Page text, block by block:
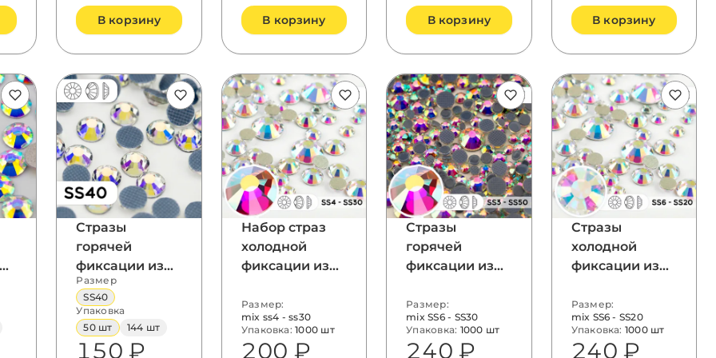
В корзину В корзину В корзину В корзину
Стразы
горячей
фиксации из
стекла, цвет
Crystal AB, ss40
Размер
SS40
Упаковка
50 шт
144 шт
150 ₽
Набор страз
холодной
фиксации из
Crystal AB,
форма Round
Размер:
mix ss4 - ss30
Упаковка: 1000 шт
200 ₽
Стразы
горячей
фиксации из
Crystal AB,
форма Round
Размер:
mix SS6 - SS30
Упаковка: 1000 шт
240 ₽
Стразы
холодной
фиксации из
размеров SS6–
SS20, Crystal
AB
Размер:
mix SS6 - SS20
Упаковка: 1000 шт
240 ₽